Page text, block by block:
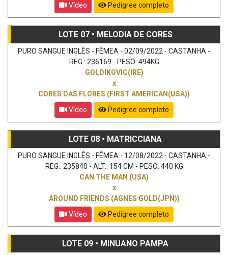
Vídeo
Pedigree completo
LOTE 07 • MELODIA DE CORES
PURO SANGUE INGLÊS - FÊMEA - 02/09/2022 - CASTANHA -
REG.: 236169 - PESO: 494KG
GOLDIKOVIC(IRE)
x
CORES DAS FLORES (FIRST AMERICAN(USA))
Vídeo
Pedigree completo
LOTE 08 • MATRICCIANA
PURO SANGUE INGLÊS - FÊMEA - 12/08/2022 - CASTANHA -
REG.: 235840 - ALT.: 154 CM - PESO: 440 KG
CAN THE MAN (USA)
x
AROUND FRIENDS (AGNES GOLD(JPN))
Vídeo
Pedigree completo
LOTE 09 • MINUANO PAMPA